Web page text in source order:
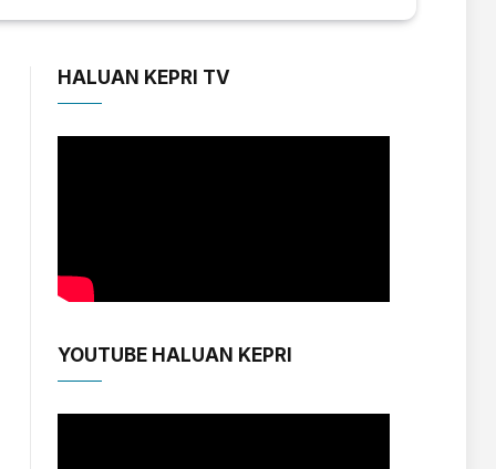
HALUAN KEPRI TV
YOUTUBE HALUAN KEPRI